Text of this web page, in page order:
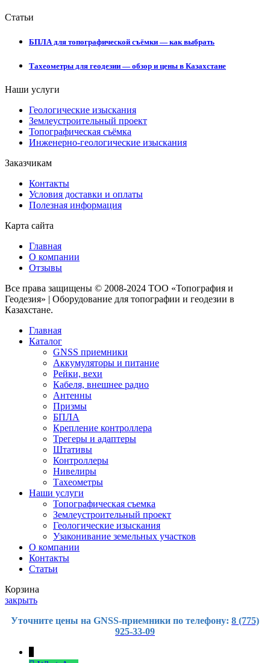
Статьи
БПЛА для топографической съёмки — как выбрать
Тахеометры для геодезии — обзор и цены в Казахстане
Наши услуги
Геологические изыскания
Землеустроительный проект
Топографическая съёмка
Инженерно-геологические изыскания
Заказчикам
Контакты
Условия доставки и оплаты
Полезная информация
Карта сайта
Главная
О компании
Отзывы
Все права защищены © 2008-2024 ТОО «Топография и
Геодезия» | Оборудование для топографии и геодезии в
Казахстане.
Главная
Каталог
GNSS приемники
Аккумуляторы и питание
Рейки, вехи
Кабеля, внешнее радио
Антенны
Призмы
БПЛА
Крепление контроллера
Трегеры и адаптеры
Штативы
Контроллеры
Нивелиры
Тахеометры
Наши услуги
Топографическая съемка
Землеустроительный проект
Геологические изыскания
Узаконивание земельных участков
О компании
Контакты
Статьи
Корзина
закрыть
Уточните цены на GNSS-приемники по телефону: 8 (775)
925-33-09